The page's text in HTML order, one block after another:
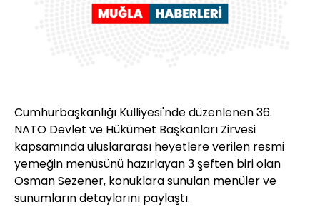
Cumhurbaşkanlığı Külliyesi'nde düzenlenen 36.
NATO Devlet ve Hükümet Başkanları Zirvesi
kapsamında uluslararası heyetlere verilen resmi
yemeğin menüsünü hazırlayan 3 şeften biri olan
Osman Sezener, konuklara sunulan menüler ve
sunumların detaylarını paylaştı.